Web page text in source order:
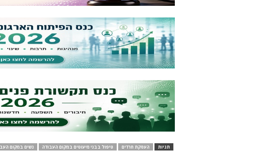
תגיות העסקת חרדים טיפול בבני מיעוטים במקום העבודה נשים במקום